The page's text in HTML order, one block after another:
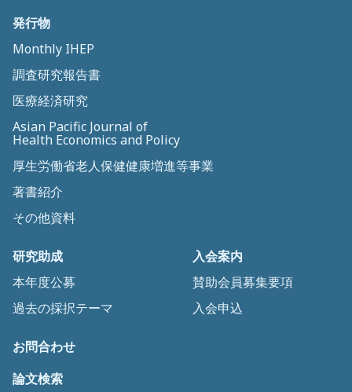
発行物
Monthly IHEP
調査研究報告書
医療経済研究
Asian Pacific Journal of
Health Economics and Policy
厚生労働省老人保健健康増進等事業
著書紹介
その他資料
研究助成
本年度公募
過去の採択テーマ
入会案内
賛助会員募集要項
入会申込
お問合わせ
論文検索